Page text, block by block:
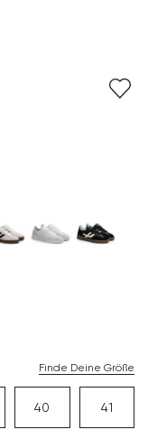
Finde Deine Größe
40 41